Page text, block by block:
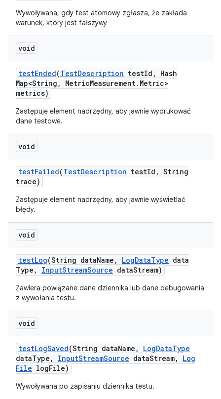
Wywoływana, gdy test atomowy zgłasza, że zakłada
warunek, który jest fałszywy
void
testEnded(TestDescription testId ,
Hash
Map<String , MetricMeasurement. Metric>
metrics)
Zastępuje element nadrzędny, aby jawnie wydrukować
dane testowe.
void
testFailed(TestDescription testId , String
trace)
Zastępuje element nadrzędny, aby jawnie wyświetlać
błędy.
void
testLog(String dataName , LogDataType data
Type , InputStreamSource dataStream)
Zawiera powiązane dane dziennika lub dane debugowania
z wywołania testu.
void
testLogSaved(String dataName , LogDataType
dataType , InputStreamSource dataStream,
Log
File logFile)
Wywoływana po zapisaniu dziennika testu.